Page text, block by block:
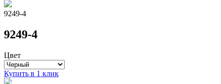
9249-4
9249-4
Цвет
Купить в 1 клик